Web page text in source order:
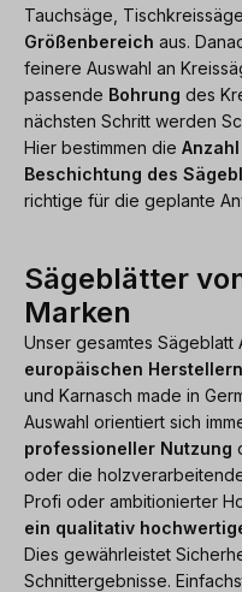
Tauchsäge,
Größenbereich aus.
feinere Auswahl an
passende Bohrung des
nächsten Schritt werden
Hier bestimmen die
Beschichtung des
richtige für die geplante
Sägeblätter
Marken
Unser gesamtes Sägeblatt
europäischen Herstellern
und Karnasch made in
Auswahl orientiert sich
professioneller Nutzung
oder die
Profi oder ambitionierter
ein qualitativ
Dies gewährleistet
Schnittergebnisse.